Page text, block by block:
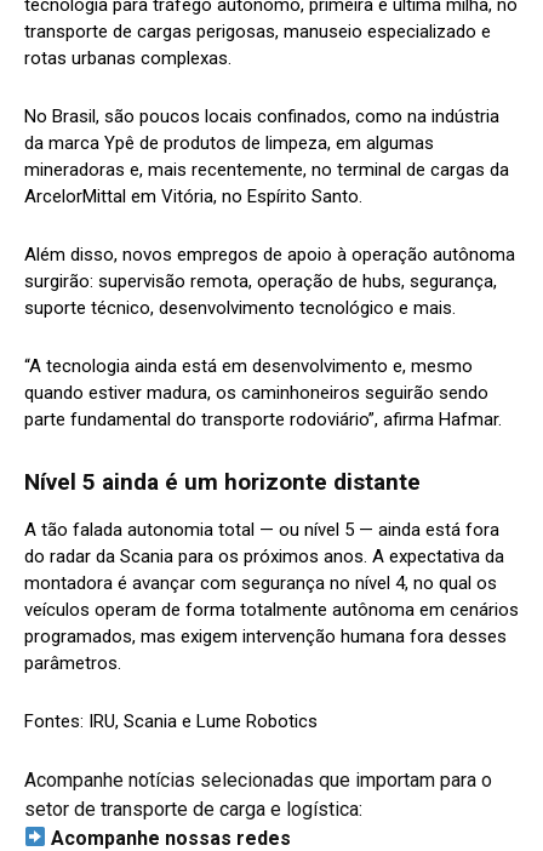
tecnologia para tráfego autônomo, primeira e última milha, no
transporte de cargas perigosas, manuseio especializado e
rotas urbanas complexas.
No Brasil, são poucos locais confinados, como na indústria
da marca Ypê de produtos de limpeza, em algumas
mineradoras e, mais recentemente, no terminal de cargas da
ArcelorMittal em Vitória, no Espírito Santo.
Além disso, novos empregos de apoio à operação autônoma
surgirão: supervisão remota, operação de hubs, segurança,
suporte técnico, desenvolvimento tecnológico e mais.
“A tecnologia ainda está em desenvolvimento e, mesmo
quando estiver madura, os caminhoneiros seguirão sendo
parte fundamental do transporte rodoviário”, afirma Hafmar.
Nível 5 ainda é um horizonte distante
A tão falada autonomia total — ou nível 5 — ainda está fora
do radar da Scania para os próximos anos. A expectativa da
montadora é avançar com segurança no nível 4, no qual os
veículos operam de forma totalmente autônoma em cenários
programados, mas exigem intervenção humana fora desses
parâmetros.
Fontes: IRU, Scania e Lume Robotics
Acompanhe notícias selecionadas que importam para o
setor de transporte de carga e logística:
Acompanhe nossas redes